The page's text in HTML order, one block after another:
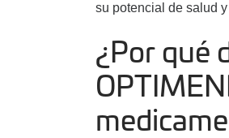
su potencial de salud
¿Por qué